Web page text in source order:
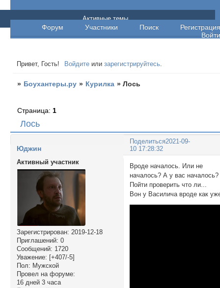
Боухантеры.ру
Форум Участники Поиск
Регистрация
Войти
Активные темы
Привет, Гость! Войдите илизарегистрируйтесь.
» Боухантеры.ру » Курилка »Лось
Лось
Страница: 1
Поделиться2021-09-
10 17:28:32
Юджин
Активный участник
Зарегистрирован: 2019-12-18
Приглашений: 0
Сообщений: 1720
Уважение: [+407/-5]
Пол: Мужской
Провел на форуме:
16 дней 3 часа
Вроде началось. Или не
началось? А у вас началось?
Пойти проверить что ли...
Вон у Василича вроде как